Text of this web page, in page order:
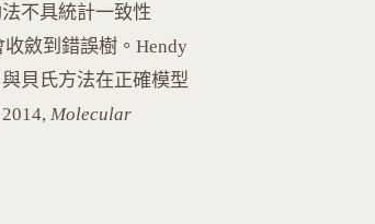
不具統計一致性
收斂到錯誤樹。Hendy
貝氏方法在正確模型
Molecular